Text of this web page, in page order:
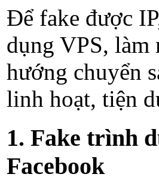
Để fake được
dụng VPS, làm
hướng chuyển
linh hoạt, tiện
1. Fake trình
Facebook